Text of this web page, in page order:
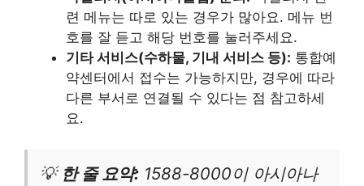
련 메뉴는 따로 있는 경우가 많아요. 메뉴 번
호를 잘 듣고 해당 번호를 눌러주세요.
기타 서비스(수하물, 기내 서비스 등): 통합예
약센터에서 접수는 가능하지만, 경우에 따라
다른 부서로 연결될 수 있다는 점 참고하세
요.
💡 한 줄 요약: 1588-8000이 아시아나